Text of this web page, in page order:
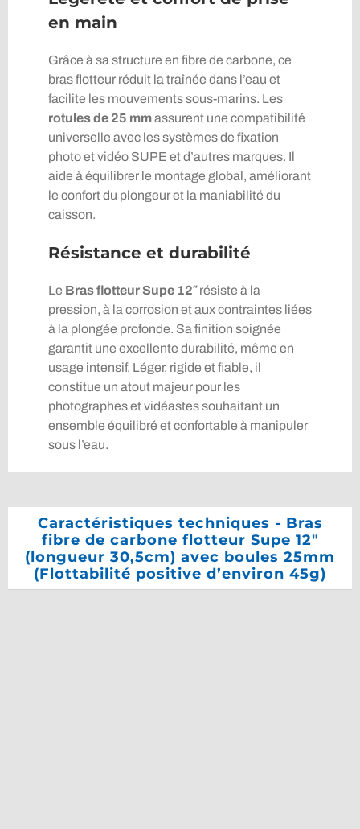
en main
Grâce à sa structure en fibre de carbone, ce
bras flotteur réduit la traînée dans l’eau et
facilite les mouvements sous-marins. Les
rotules de 25 mmassurent une compatibilité
universelle avec les systèmes de fixation
photo et vidéo SUPE et d’autres marques. Il
aide à équilibrer le montage global, améliorant
le confort du plongeur et la maniabilité du
caisson.
Résistance et durabilité
Le Bras flotteur Supe 12″résiste à la
pression, à la corrosion et aux contraintes liées
à la plongée profonde. Sa finition soignée
garantit une excellente durabilité, même en
usage intensif. Léger, rigide et fiable, il
constitue un atout majeur pour les
photographes et vidéastes souhaitant un
ensemble équilibré et confortable à manipuler
sous l’eau.
Caractéristiques techniques - Bras
fibre de carbone flotteur Supe 12″
(longueur 30,5cm) avec boules 25mm
(Flottabilité positive d’environ 45g)